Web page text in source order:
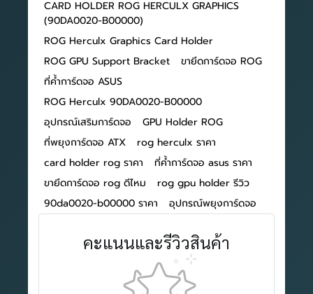
CARD HOLDER ROG HERCULX GRAPHICS
(90DA0020-B00000)
ROG Herculx Graphics Card Holder
ROG GPU Support Bracket
ขายึดการ์ดจอ ROG
ที่ค้ำการ์ดจอ ASUS
ROG Herculx 90DA0020-B00000
อุปกรณ์เสริมการ์ดจอ
GPU Holder ROG
ที่พยุงการ์ดจอ ATX
rog herculx ราคา
card holder rog ราคา
ที่ค้ำการ์ดจอ asus ราคา
ขายึดการ์ดจอ rog ดีไหม
rog gpu holder รีวิว
90da0020-b00000 ราคา
อุปกรณ์พยุงการ์ดจอ
คะแนนและรีวิวสินค้า